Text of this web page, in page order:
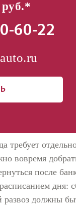
руб.*
60-22
требует
вовремя
после
дня:
должны